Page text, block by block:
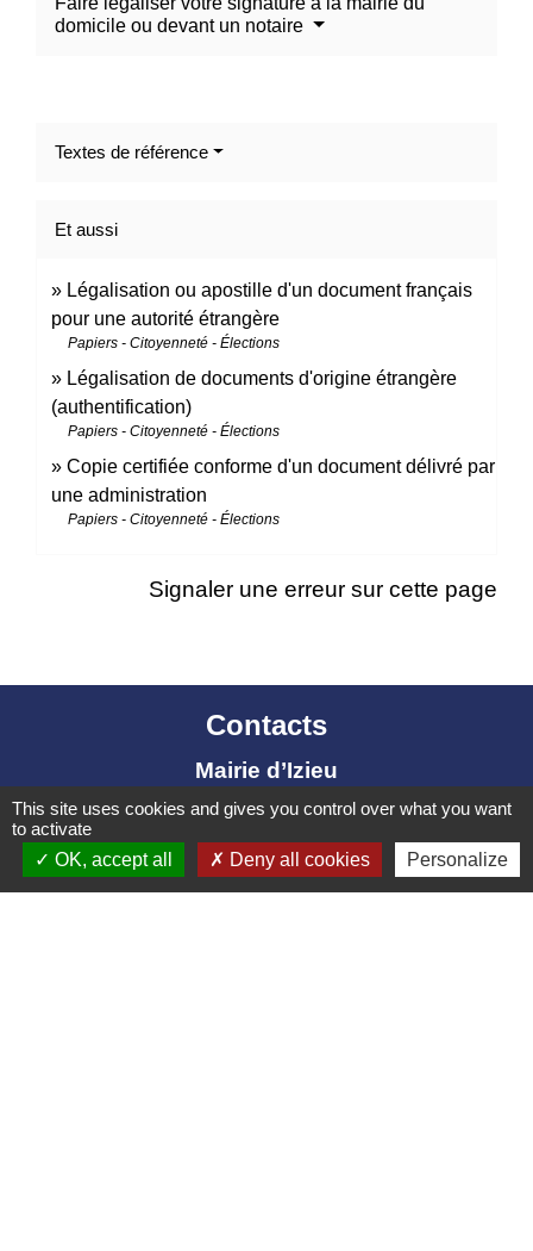
domicile ou devant un notaire
Textes de référence
Et aussi
Légalisation ou apostille d'un document français
pour une autorité étrangère
Papiers - Citoyenneté - Élections
Légalisation de documents d'origine étrangère
(authentification)
Papiers - Citoyenneté - Élections
Copie certifiée conforme d'un document délivré par
une administration
Papiers - Citoyenneté - Élections
Signaler une erreur sur cette page
Contacts
Mairie d’Izieu
25, rue des Lauzes
01300 Izieu - FRANCE
+33 4 79 87 23 00
This site uses cookies and gives you control over what you want
to activate
OK, accept all
Deny all cookies Personalize